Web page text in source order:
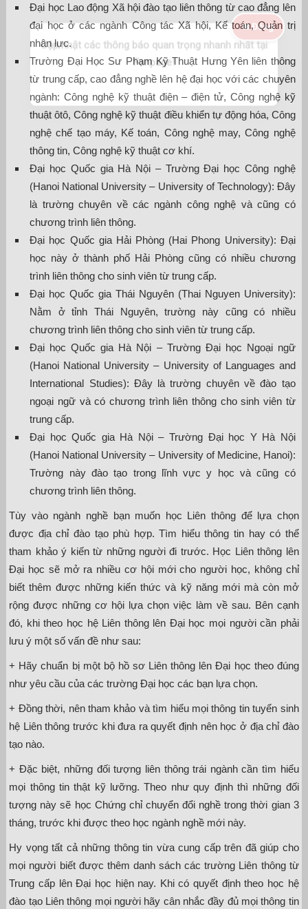
Đại học Lao động Xã hội đào tạo liên thông từ cao đẳng lên
đại học ở các ngành Công tác Xã hội, Kế toán, Quản trị
nhân lực.
Trường Đại Học Sư Phạm Kỹ Thuật Hưng Yên liên thông
từ trung cấp, cao đẳng nghề lên hệ đại học với các chuyên
ngành: Công nghệ kỹ thuật điện – điện tử, Công nghệ kỹ
thuật ôtô, Công nghệ kỹ thuật điều khiển tự động hóa, Công
nghệ chế tạo máy, Kế toán, Công nghệ may, Công nghệ
thông tin, Công nghệ kỹ thuật cơ khí.
Đại học Quốc gia Hà Nội – Trường Đại học Công nghệ
(Hanoi National University – University of Technology): Đây
là trường chuyên về các ngành công nghệ và cũng có
chương trình liên thông.
Đại học Quốc gia Hải Phòng (Hai Phong University): Đại
học này ở thành phố Hải Phòng cũng có nhiều chương
trình liên thông cho sinh viên từ trung cấp.
Đại học Quốc gia Thái Nguyên (Thai Nguyen University):
Nằm ở tỉnh Thái Nguyên, trường này cũng có nhiều
chương trình liên thông cho sinh viên từ trung cấp.
Đại học Quốc gia Hà Nội – Trường Đại học Ngoại ngữ
(Hanoi National University – University of Languages and
International Studies): Đây là trường chuyên về đào tạo
ngoại ngữ và có chương trình liên thông cho sinh viên từ
trung cấp.
Đại học Quốc gia Hà Nội – Trường Đại học Y Hà Nội
(Hanoi National University – University of Medicine, Hanoi):
Trường này đào tạo trong lĩnh vực y học và cũng có
chương trình liên thông.
Tùy vào ngành nghề bạn muốn học Liên thông để lựa chọn
được địa chỉ đào tạo phù hợp. Tìm hiểu thông tin hay có thể
tham khảo ý kiến từ những người đi trước. Học Liên thông lên
Đại học sẽ mở ra nhiều cơ hội mới cho người học, không chỉ
biết thêm được những kiến thức và kỹ năng mới mà còn mở
rộng được những cơ hội lựa chọn việc làm về sau. Bên cạnh
đó, khi theo học hệ Liên thông lên Đại học mọi người cần phải
lưu ý một số vấn đề như sau:
+ Hãy chuẩn bị một bộ hồ sơ Liên thông lên Đại học theo đúng
như yêu cầu của các trường Đại học các bạn lựa chọn.
+ Đồng thời, nên tham khảo và tìm hiểu mọi thông tin tuyển sinh
hệ Liên thông trước khi đưa ra quyết định nên học ở địa chỉ đào
tạo nào.
+ Đặc biệt, những đối tượng liên thông trái ngành cần tìm hiểu
mọi thông tin thật kỹ lưỡng. Theo như quy định thì những đối
tượng này sẽ học Chứng chỉ chuyển đổi nghề trong thời gian 3
tháng, trước khi được theo học ngành nghề mới này.
Hy vọng tất cả những thông tin vừa cung cấp trên đã giúp cho
mọi người biết được thêm danh sách các trường Liên thông từ
Trung cấp lên Đại học hiện nay. Khi có quyết định theo học hệ
đào tạo Liên thông mọi người hãy cân nhắc đầy đủ mọi thông tin